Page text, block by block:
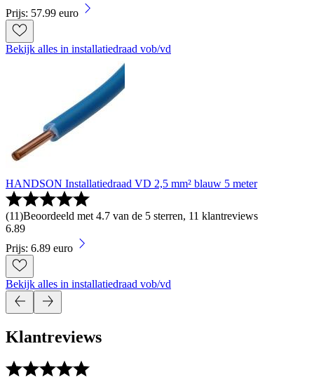
Prijs: 57.99 euro
Bekijk alles in installatiedraad vob/vd
HANDSON Installatiedraad VD 2,5 mm² blauw 5 meter
(11)Beoordeeld met 4.7 van de 5 sterren, 11 klantreviews
6.89
Prijs: 6.89 euro
Bekijk alles in installatiedraad vob/vd
Klantreviews